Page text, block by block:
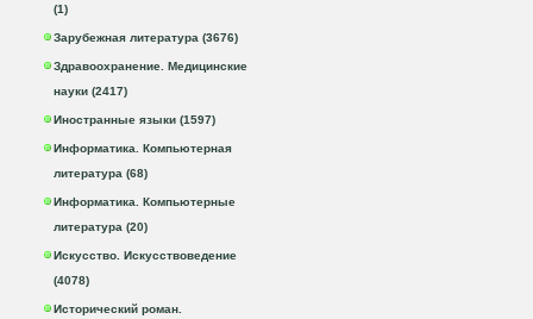
(1)
Зарубежная литература (3676)
Здравоохранение. Медицинские
науки (2417)
Иностранные языки (1597)
Информатика. Компьютерная
литература (68)
Информатика. Компьютерные
литература (20)
Искусство. Искусствоведение
(4078)
Исторический роман.